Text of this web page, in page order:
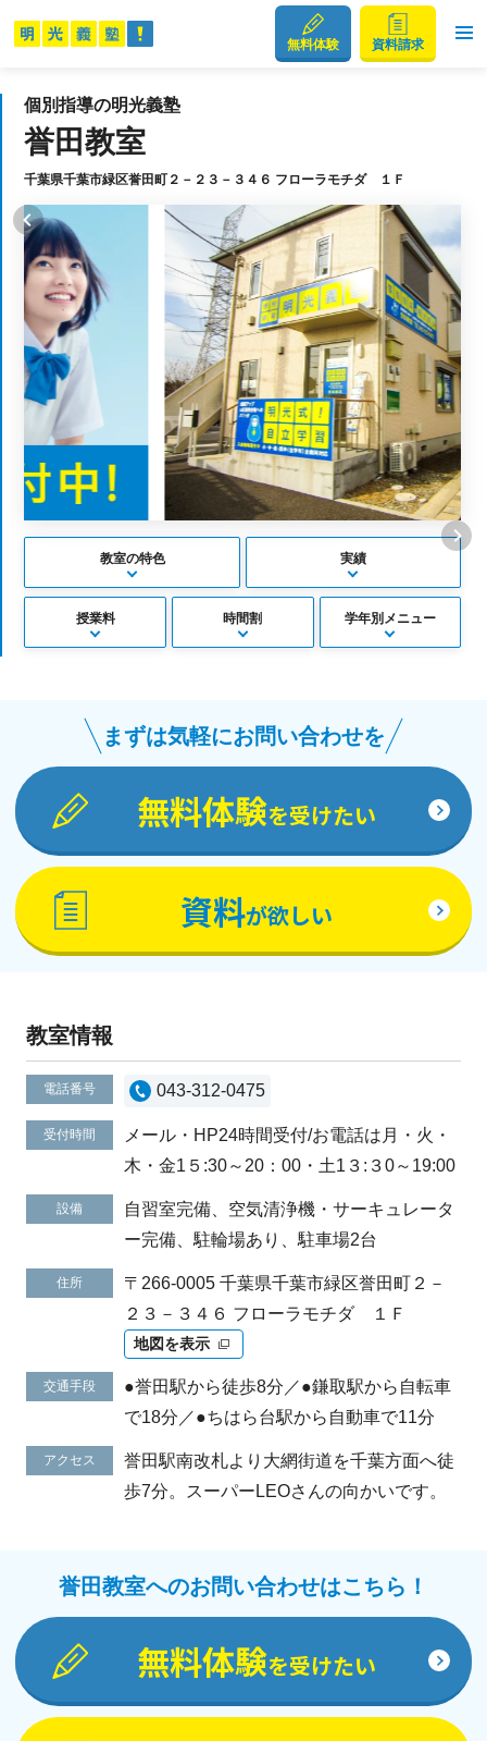
無料体験 資料請求
個別指導の明光義塾
誉田教室
千葉県千葉市緑区誉田町２－２３－３４６ フローラモチダ １Ｆ
教室の特色 実績
授業料 時間割 学年別メニュー
まずは気軽にお問い合わせを
無料体験を受けたい
資料が欲しい
教室情報
電話番号 043-312-0475
受付時間
メール・HP24時間受付/お電話は月・火・
木・金1５:30～20：00・土1３:３0～19:00
設備
自習室完備、空気清浄機・サーキュレータ
ー完備、駐輪場あり、駐車場2台
住所
〒266-0005 千葉県千葉市緑区誉田町２－
２３－３４６ フローラモチダ １Ｆ
地図を表示
交通手段
●誉田駅から徒歩8分／●鎌取駅から自転車
で18分／●ちはら台駅から自動車で11分
アクセス
誉田駅南改札より大網街道を千葉方面へ徒
歩7分。スーパーLEOさんの向かいです。
誉田教室へのお問い合わせはこちら！
無料体験を受けたい